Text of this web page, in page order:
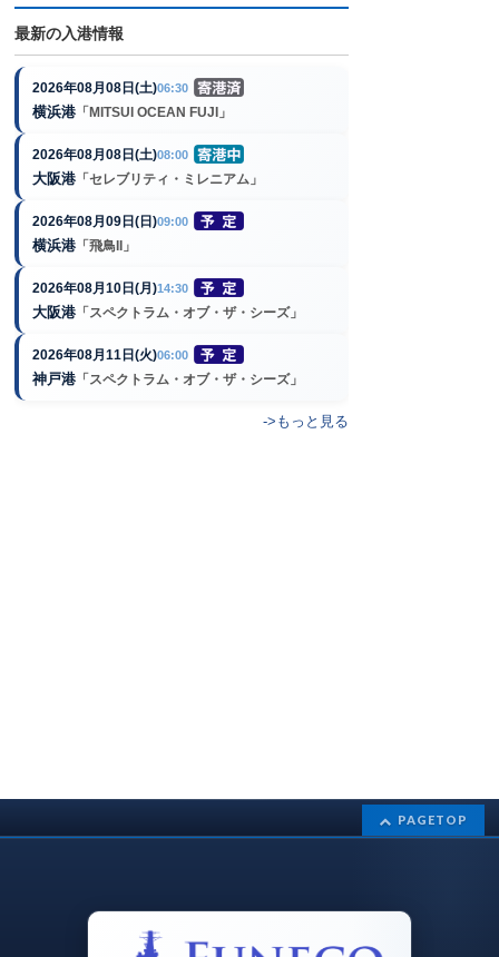
最新の入港情報
2026年08月08日(土)06:30
横浜港 「MITSUI OCEAN FUJI」
2026年08月08日(土)08:00
大阪港 「セレブリティ・ミレニアム」
2026年08月09日(日)09:00
横浜港 「飛鳥II」
2026年08月10日(月)14:30
大阪港 「スペクトラム・オブ・ザ・シーズ」
2026年08月11日(火)06:00
神戸港 「スペクトラム・オブ・ザ・シーズ」
->もっと見る
PAGETOP